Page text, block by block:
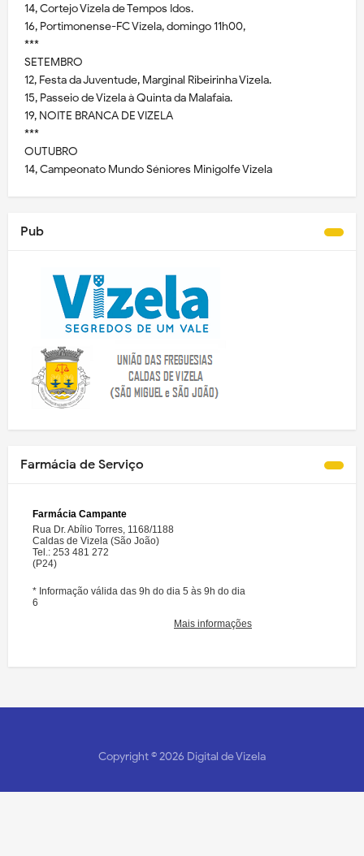
14, Cortejo Vizela de Tempos Idos.
16, Portimonense-FC Vizela, domingo 11h00,
***
SETEMBRO
12, Festa da Juventude, Marginal Ribeirinha Vizela.
15, Passeio de Vizela à Quinta da Malafaia.
19, NOITE BRANCA DE VIZELA
***
OUTUBRO
14, Campeonato Mundo Séniores Minigolfe Vizela
Pub
Farmácia de Serviço
Copyright ©2026 Digital de Vizela